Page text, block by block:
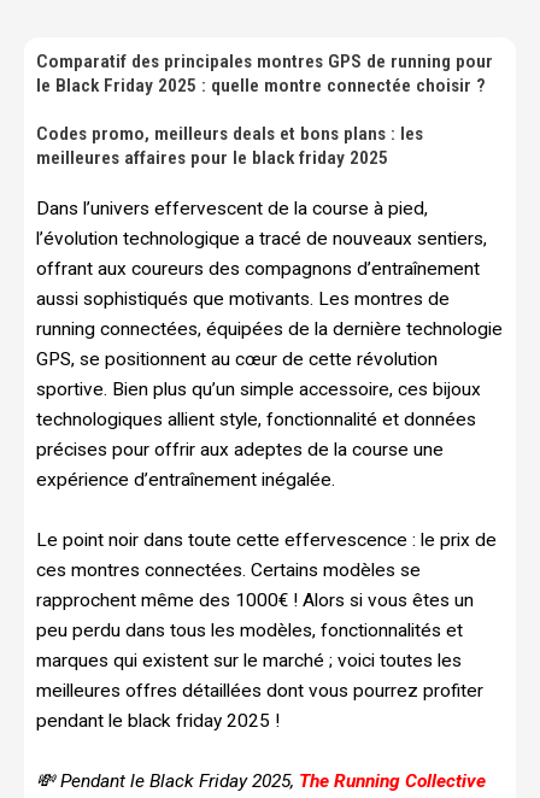
Comparatif des principales montres GPS de running pour
le Black Friday 2025 : quelle montre connectée choisir ?
Codes promo, meilleurs deals et bons plans : les
meilleures affaires pour le black friday 2025
Dans l’univers effervescent de la course à pied,
l’évolution technologique a tracé de nouveaux sentiers,
offrant aux coureurs des compagnons d’entraînement
aussi sophistiqués que motivants. Les montres de
running connectées, équipées de la dernière technologie
GPS, se positionnent au cœur de cette révolution
sportive. Bien plus qu’un simple accessoire, ces bijoux
technologiques allient style, fonctionnalité et données
précises pour offrir aux adeptes de la course une
expérience d’entraînement inégalée.
Le point noir dans toute cette effervescence : le prix de
ces montres connectées. Certains modèles se
rapprochent même des 1000€ ! Alors si vous êtes un
peu perdu dans tous les modèles, fonctionnalités et
marques qui existent sur le marché ; voici toutes les
meilleures offres détaillées dont vous pourrez profiter
pendant le black friday 2025 !
💸 Pendant le Black Friday 2025, The Running Collective